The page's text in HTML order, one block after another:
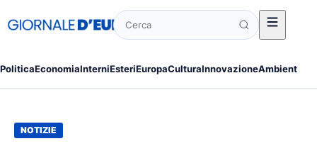
PoliticaEconomiaInterniEsteriEuropaCulturaInnovazioneAmbiente
Cerca
NOTIZIE